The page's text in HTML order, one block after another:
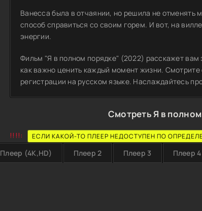
Ванесса была в отчаянии, но решила не отменять
способ справиться со своим горем. И вот, на
энергии.
Фильм "Я в полном порядке" (2022) расскажет вам
как важно ценить каждый момент жизни. Смотрите
регистрации на русском языке. Наслаждайтесь
Смотреть Я в
!!!!: ЕСЛИ КАКОЙ-ТО ПЛЕЕР НЕДОСТУПЕН ПО
Плеер (4K,HD) Плеер 2 Плеер 3 Плеер 4